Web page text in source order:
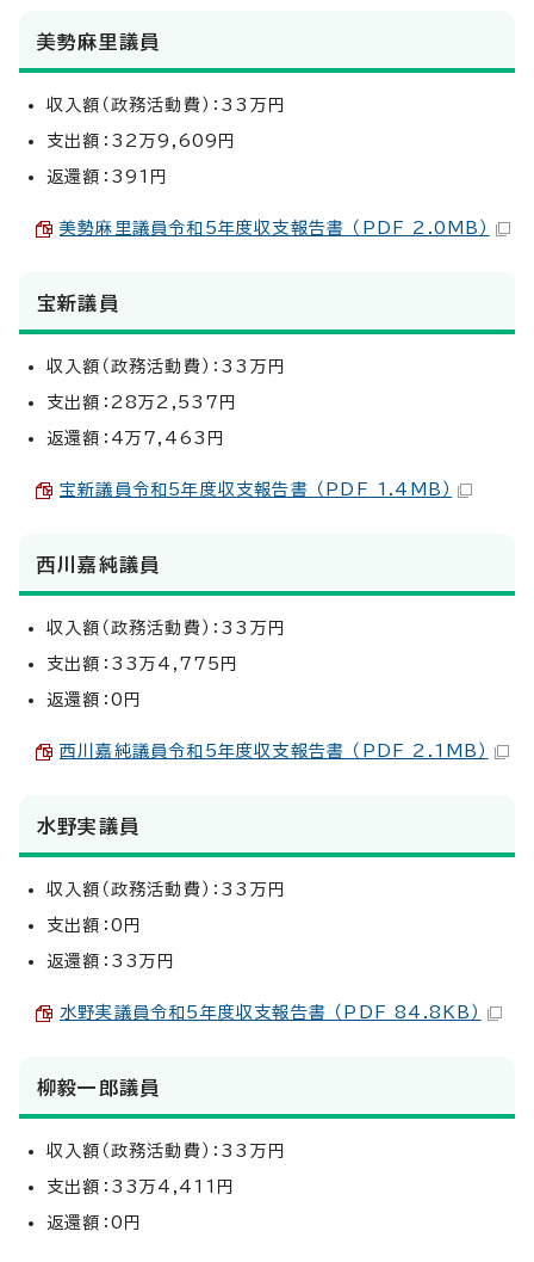
美勢麻里議員
収入額（政務活動費）：33万円
支出額：32万9,609円
返還額：391円
美勢麻里議員令和5年度収支報告書 （PDF 2.0MB）
宝新議員
収入額（政務活動費）：33万円
支出額：28万2,537円
返還額：4万7,463円
宝新議員令和5年度収支報告書 （PDF 1.4MB）
西川嘉純議員
収入額（政務活動費）：33万円
支出額：33万4,775円
返還額：0円
西川嘉純議員令和5年度収支報告書 （PDF 2.1MB）
水野実議員
収入額（政務活動費）：33万円
支出額：0円
返還額：33万円
水野実議員令和5年度収支報告書 （PDF 84.8KB）
柳毅一郎議員
収入額（政務活動費）：33万円
支出額：33万4,411円
返還額：0円